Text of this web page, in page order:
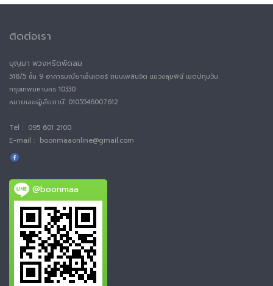
ติดต่อเรา
บุญมา พวงหรีดพัดลม
518/5 ชั้น 9 อาคารมณียาเซ็นเตอร์ ถนนเพลินจิต แขวงลุมพินี เขตปทุมวัน
กรุงเทพมหานคร 10330
หมายเลขผู้เสียภาษี: 0105546007612
Tel : 095 601 2100
E-mail : boonmaaonline@gmail.com
@boonmaa